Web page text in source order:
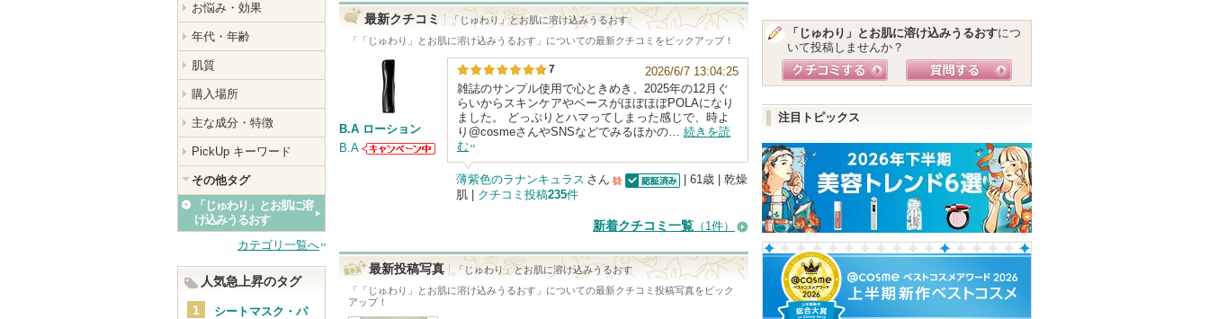
最新クチコミ
「じゅわり」とお肌に溶け込みうるおす
「 「じゅわり」とお肌に溶け込みうるおす 」についての最新クチコミをピックアップ！
B.A ローション
B.A
7
2026/6/7 13:04:25
雑誌のサンプル使用で心ときめき、2025年の12月ぐ
らいからスキンケアやベースがほぼほぼPOLAになり
ました。 どっぷりとハマってしまった感じで、時よ
り@cosmeさんやSNSなどでみるほかの… 続きを読
む
薄紫色のラナンキュラス さん
人
上
の
| 61歳 | 乾燥
肌 | クチコミ投稿235件
新着クチコミ一覧 （1件）
最新投稿写真
「じゅわり」とお肌に溶け込みうるおす
「 「じゅわり」とお肌に溶け込みうるおす 」についての最新クチコミ投稿写真をピック
アップ！
「じゅわり」とお肌に溶け込みうるおすにつ
いて投稿しませんか？
注目トピックス
お悩み・効果
年代・年齢
肌質
購入場所
主な成分・特徴
PickUp キーワード
その他タグ
「じゅわり」とお肌に溶
け込みうるおす
カテゴリ一覧へ
人気急上昇のタグ
シートマスク・パ